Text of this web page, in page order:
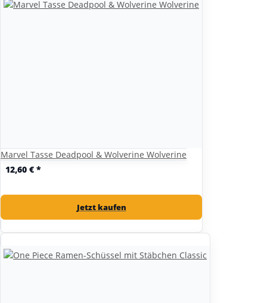
Marvel Tasse Deadpool & Wolverine Wolverine
12,60 € *
Jetzt kaufen